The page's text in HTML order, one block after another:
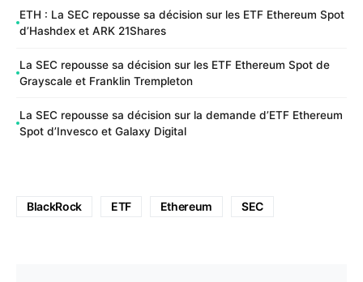
ETH : La SEC repousse sa décision sur les ETF Ethereum Spot
d’Hashdex et ARK 21Shares
La SEC repousse sa décision sur les ETF Ethereum Spot de
Grayscale et Franklin Trempleton
La SEC repousse sa décision sur la demande d’ETF Ethereum
Spot d’Invesco et Galaxy Digital
BlackRock ETF Ethereum SEC